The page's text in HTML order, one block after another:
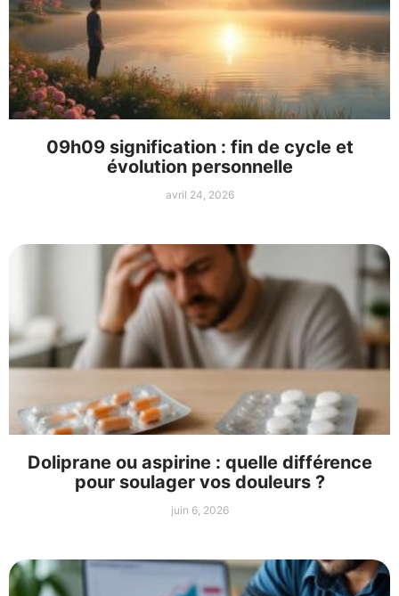
09h09 signification : fin de cycle et
évolution personnelle
avril 24, 2026
Doliprane ou aspirine : quelle différence
pour soulager vos douleurs ?
juin 6, 2026